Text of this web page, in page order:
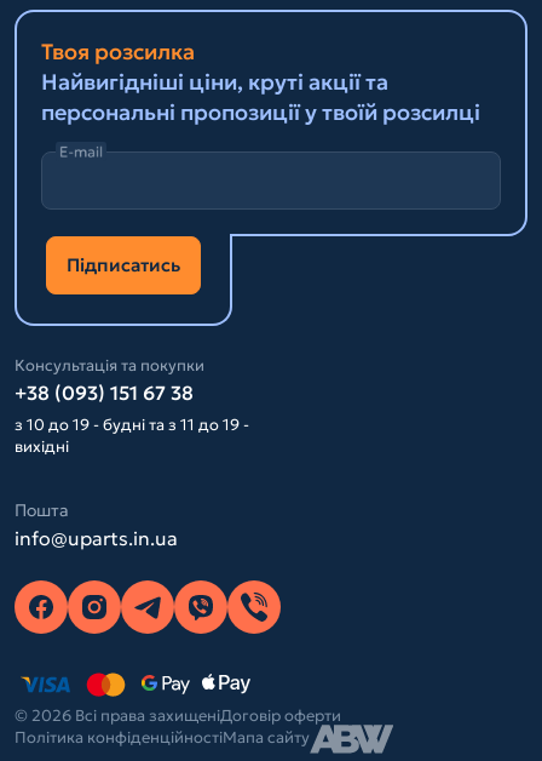
Твоя розсилка
Найвигідніші ціни, круті акції та
персональні пропозиції у твоїй розсилці
E-mail
Підписатись
Консультація та покупки
+38 (093) 151 67 38
з 10 до 19 - будні та з 11 до 19 -
вихідні
Пошта
info@uparts.in.ua
© 2026 Всі права захищеніДоговір оферти
Політика конфіденційностіМапа сайту